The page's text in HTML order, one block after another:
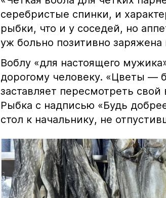
серебристые спинки, и
рыбки, что и у соседей, но
уж больно позитивно заряжена
Воблу «для настоящего
дорогому человеку. «Цветы —
заставляет пересмотреть
Рыбка с надписью «Будь
стол к начальнику, не